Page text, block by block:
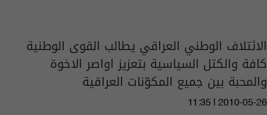
الائتلاف الوطني العراقي يطالب القوى الوطنية
كافة والكتل السياسية بتعزيز اواصر الاخوة
والمحبة بين جميع المكوّنات العراقية
11:35 | 2010-05-26